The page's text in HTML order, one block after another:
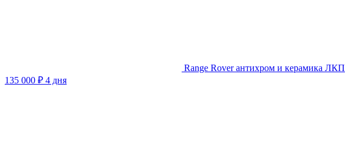
Range Rover антихром и керамика ЛКП
135 000 ₽ 4 дня